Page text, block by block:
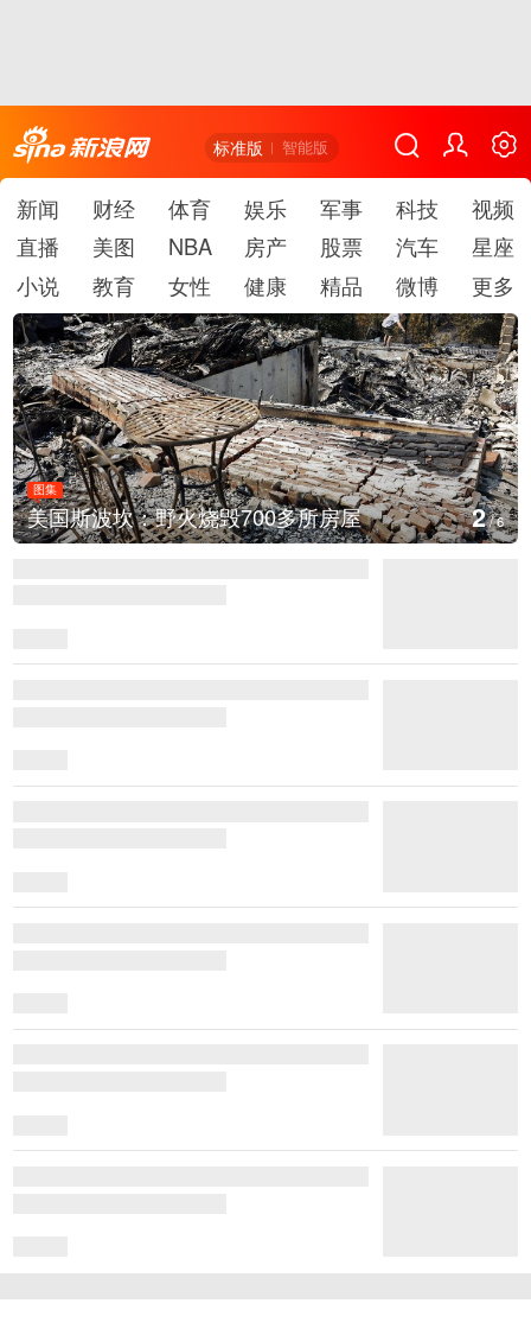
标准版 智能版
新闻 财经 体育 娱乐 军事 科技
视频
直播
美图 NBA 房产 股票 汽车
星座
小说
教育 女性 健康 精品 微博 更多
图集
美国斯波坎：野火烧毁700多所房屋 2/6